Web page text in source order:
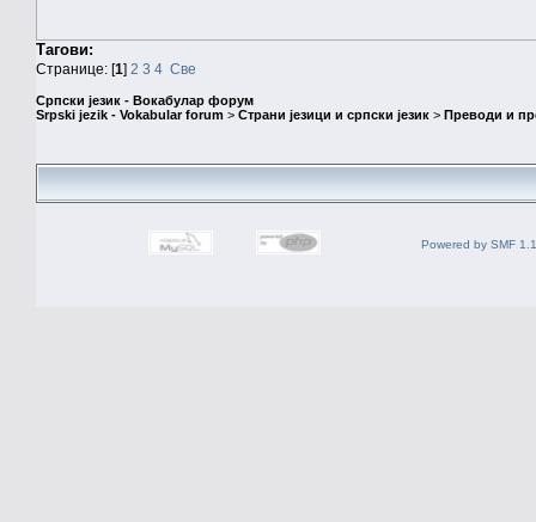
Тагови:
Странице: [1] 2 3 4 Све
Српски језик - Вокабулар форум
Srpski jezik - Vokabular forum > Страни језици и српски језик > Преводи и
Powered by SMF